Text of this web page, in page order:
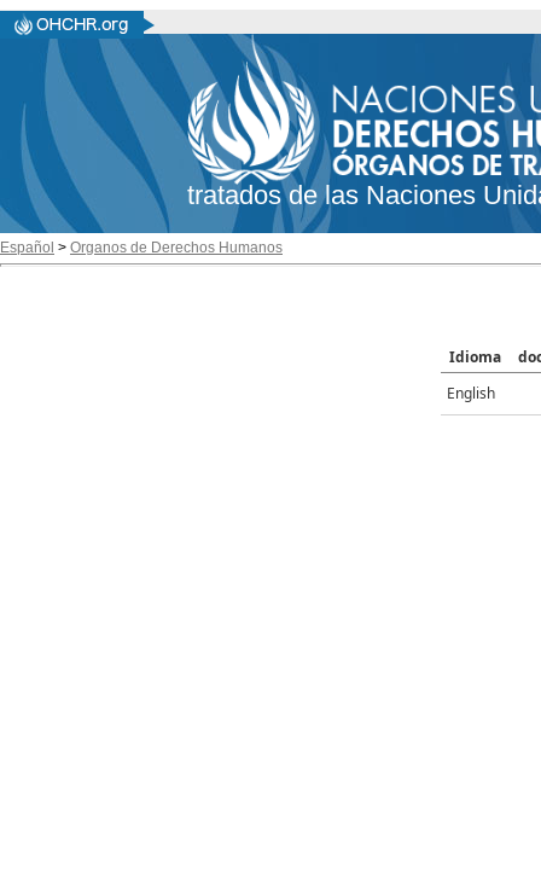
tratados de las Naciones
Español > Organos de Derechos Humanos
Idioma
English